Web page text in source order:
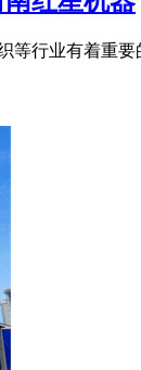
等行业有着重